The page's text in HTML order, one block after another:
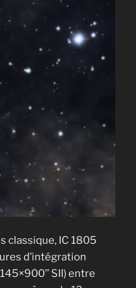
classique, IC 1805
d’intégration
SII) entre